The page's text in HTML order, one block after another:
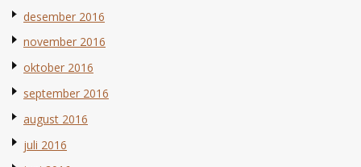
desember 2016
november 2016
oktober 2016
september 2016
august 2016
juli 2016